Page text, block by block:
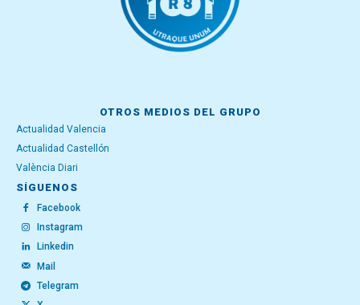
OTROS MEDIOS DEL GRUPO
Actualidad Valencia
Actualidad Castellón
València Diari
SÍGUENOS
Facebook
Instagram
Linkedin
Mail
Telegram